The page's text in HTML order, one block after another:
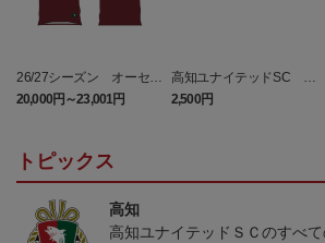
26/27シーズン オーセン
ティックユニフォーム
（FP1st）
20,000円～23,001円
高知ユナイテッドSC ピ
カチュウ タオルマフラー
2,500円
トピックス
高知
高知ユナイテッドＳＣのすべ